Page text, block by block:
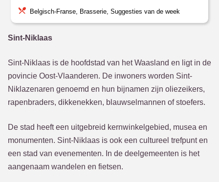
Belgisch-Franse, Brasserie, Suggesties van de week
Sint-Niklaas
Sint-Niklaas is de hoofdstad van het Waasland en ligt in de
povincie Oost-Vlaanderen. De inwoners worden Sint-
Niklazenaren genoemd en hun bijnamen zijn oliezeikers,
rapenbraders, dikkenekken, blauwselmannen of stoefers.
De stad heeft een uitgebreid kernwinkelgebied, musea en
monumenten. Sint-Niklaas is ook een cultureel trefpunt en
een stad van evenementen. In de deelgemeenten is het
aangenaam wandelen en fietsen.